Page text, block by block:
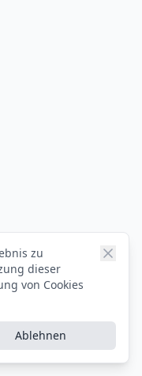
zu
dieser
von Cookies
Ablehnen